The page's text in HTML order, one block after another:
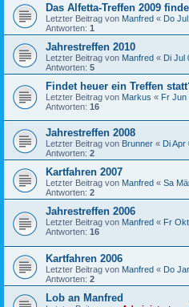
Das Alfetta-Treffen 2009
Letzter Beitrag von Manfred « Do
Antworten: 1
Jahrestreffen 2010
Letzter Beitrag von Manfred « Di Jul
Antworten: 5
Findet heuer ein Treffen
Letzter Beitrag von Markus « Fr Jun
Antworten: 16
Jahrestreffen 2008
Letzter Beitrag von Brunner « Di
Antworten: 2
Kartfahren 2007
Letzter Beitrag von Manfred « Sa
Antworten: 2
Jahrestreffen 2006
Letzter Beitrag von Manfred « Fr
Antworten: 16
Kartfahren 2006
Letzter Beitrag von Manfred « Do
Antworten: 2
Lob an Manfred